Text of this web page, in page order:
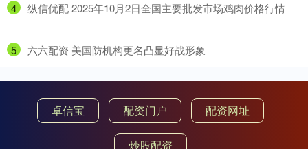
4 ​纵信优配 2025年10月2日全国主要批发市场鸡肉价格行情
5 ​六六配资 美国防机构更名凸显好战形象
卓信宝 配资门户 配资网址
炒股配资